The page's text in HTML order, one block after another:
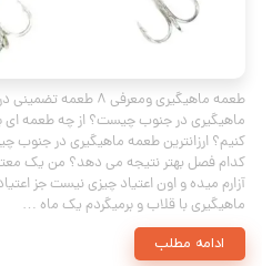
طعمه ماهیگیری ومعرفی
ماهیگیری در جنوب چیست؟ از چه طعمه ای
کنیم؟ ارزانترین طعمه ماهیگیری در
کدام فصل بهتر نتیجه می دهد؟ من یک
آزارم میده و اون اعتیاد چیزی نیست جز
ماهیگیری با قلاب و برمیگردم یک ماه …
ادامه مطلب